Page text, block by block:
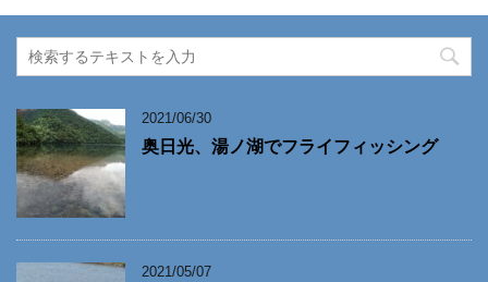
2021/06/30
奥日光、湯ノ湖でフライフィッシング
2021/05/07